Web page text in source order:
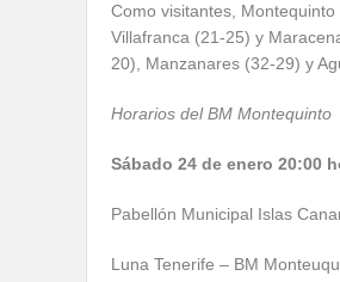
Como visitantes,
Villafranca (21-25) y
20), Manzanares (32-29) y
Horarios del BM Montequinto
Sábado 24 de enero 20:00
Pabellón Municipal Islas
Luna Tenerife – BM